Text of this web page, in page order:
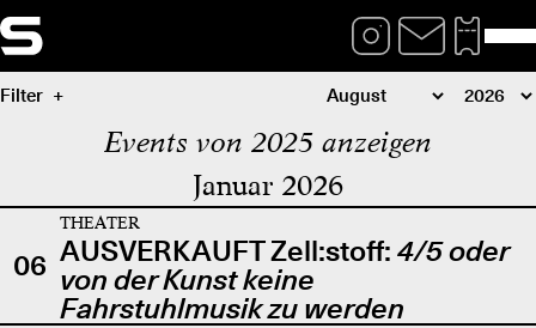
Filter
Events von 2025 anzeigen
Januar 2026
06
THEATER
AUSVERKAUFT Zell:stoff: 4/5 oder
von der Kunst keine
Fahrstuhlmusik zu werden